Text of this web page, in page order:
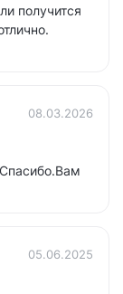
получится
08.03.2026
05.06.2025